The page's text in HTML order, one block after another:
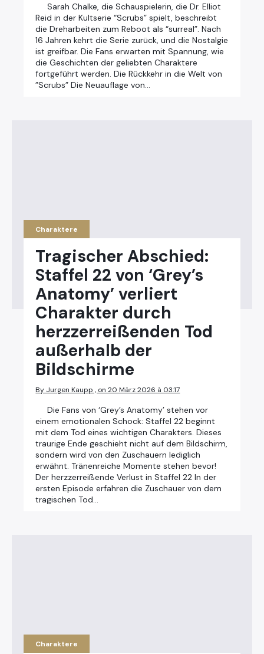
Sarah Chalke, die Schauspielerin, die Dr. Elliot
Reid in der Kultserie “Scrubs” spielt, beschreibt
die Dreharbeiten zum Reboot als “surreal”. Nach
16 Jahren kehrt die Serie zurück, und die Nostalgie
ist greifbar. Die Fans erwarten mit Spannung, wie
die Geschichten der geliebten Charaktere
fortgeführt werden. Die Rückkehr in die Welt von
”Scrubs” Die Neuauflage von…
Charaktere
Tragischer Abschied:
Staffel 22 von ‘Grey’s
Anatomy’ verliert
Charakter durch
herzzerreißenden Tod
außerhalb der
Bildschirme
By Jurgen Kaupp , on 20 März 2026 à 03:17
Die Fans von ‘Grey’s Anatomy’ stehen vor
einem emotionalen Schock: Staffel 22 beginnt
mit dem Tod eines wichtigen Charakters. Dieses
traurige Ende geschieht nicht auf dem Bildschirm,
sondern wird von den Zuschauern lediglich
erwähnt. Tränenreiche Momente stehen bevor!
Der herzzerreißende Verlust in Staffel 22 In der
ersten Episode erfahren die Zuschauer von dem
tragischen Tod…
Charaktere